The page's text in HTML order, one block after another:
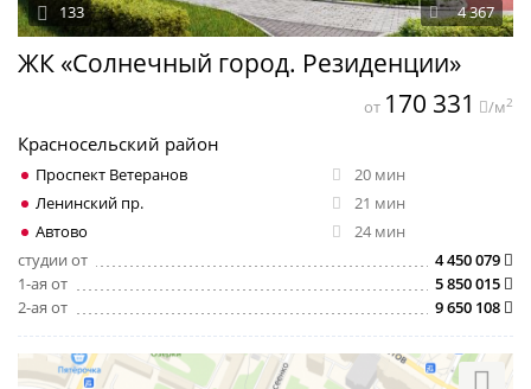
ЖК «Солнечный город. Резиденции»
4 367
133
Красносельский район
Проспект Ветеранов
20 мин
Ленинский пр.
21 мин
Автово
24 мин
студии от
4 450 079
1-ая от
5 850 015
2-ая от
9 650 108
от 170 331 /м2